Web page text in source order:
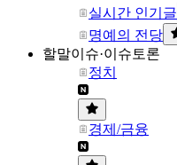
실시간 인기글
명예의 전당
할말이슈·이슈토론
정치
경제/금융